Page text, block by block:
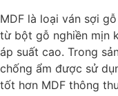
MDF là loại ván sợi
từ bột gỗ nghiền mịn
áp suất cao. Trong
chống ẩm được sử
tốt hơn MDF thông